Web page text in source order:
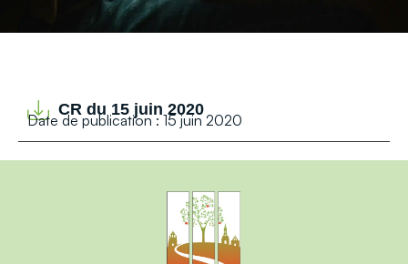
CR du 15 juin 2020
Date de publication : 15 juin 2020